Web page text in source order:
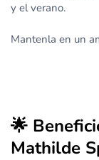
y el verano.
Mantenla en un
🌟
Mathilde